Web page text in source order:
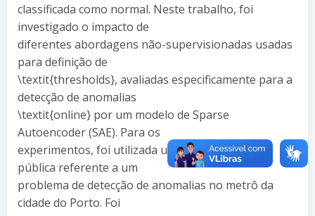
classificada como normal. Neste trabalho, foi
investigado o impacto de
diferentes abordagens não-supervisionadas usadas
para definição de
\textit{thresholds}, avaliadas especificamente para a
detecção de anomalias
\textit{online} por um modelo de Sparse
Autoencoder (SAE). Para os
experimentos, foi utilizada uma base de dados
pública referente a um
problema de detecção de anomalias no metrô da
cidade do Porto. Foi